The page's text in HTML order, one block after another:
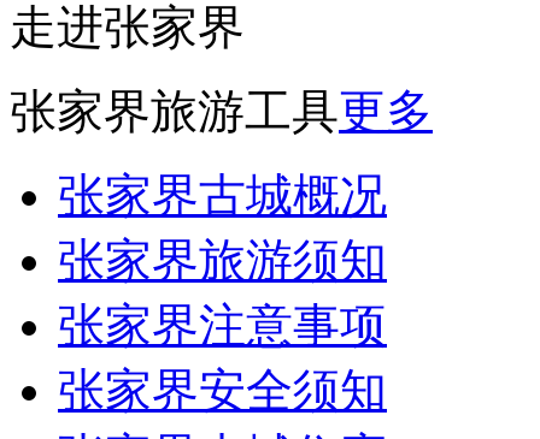
走进张家界
张家界旅游工具更多
张家界古城概况
张家界旅游须知
张家界注意事项
张家界安全须知